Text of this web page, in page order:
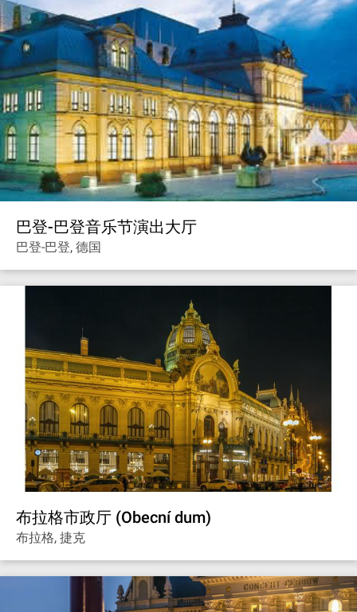
巴登-巴登音乐节演出大厅
巴登-巴登, 德国
布拉格市政厅 (Obecní dum)
布拉格, 捷克